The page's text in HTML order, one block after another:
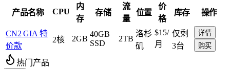
产品名称 CPU
内
存
存储
流
量
位置
价
格
库存 操作
CN2 GIA 特
价款
2核 2GB
40GB
SSD
2TB
洛杉
矶
$15/
月
仅剩
3台
详情
购买
热门产品